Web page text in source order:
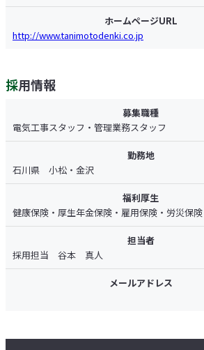
ホームページURL
http://www.tanimotodenki.co.jp
採用情報
募集職種
電気工事スタッフ・管理業務スタッフ
勤務地
石川県 小松・金沢
福利厚生
健康保険・厚生年金保険・雇用保険・労災保険
担当者
採用担当 谷本 真人
メールアドレス